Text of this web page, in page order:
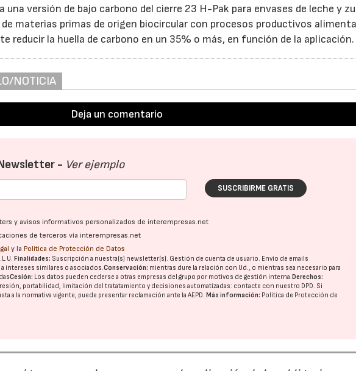
versión de bajo carbono del cierre 23 H-Pak para envases de leche y
materias primas de origen biocircular con procesos productivos
reducir la huella de carbono en un 35% o más, en función de la aplicación.
NOTICIA
Deja un comentario
- Ver ejemplo
SUSCRIBIRME GRATIS
y avisos informativos personalizados de interempresas.net
de terceros vía interempresas.net
y la Política de Protección de Datos
Finalidades: Suscripción a nuestra(s) newsletter(s). Gestión de cuenta de usuario. Envío de emails
intereses similares o asociados.Conservación: mientras dure la relación con Ud., o mientras sea necesario para
Cesión: Los datos pueden cederse a otras empresas del grupo por motivos de gestión interna. Derechos:
portabilidad, limitación del tratatamiento y decisiones automatizadas: contacte con nuestro DPD. Si
a la normativa vigente, puede presentar reclamación ante laAEPD. Más información: Política de Protección de